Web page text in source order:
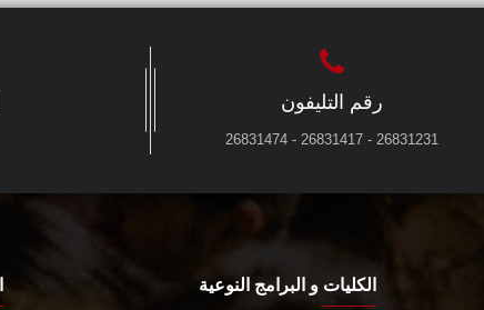
رقم التليفون
26831231 - 26831417 - 26831474
الكليات و البرامج النوعية